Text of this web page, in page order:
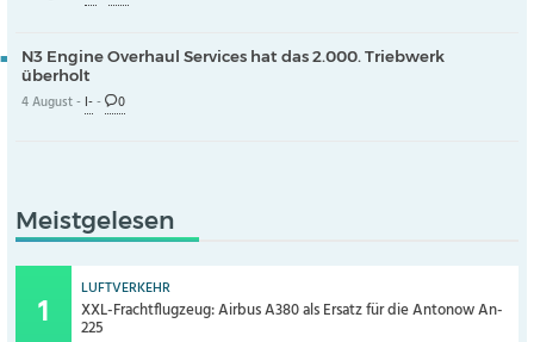
N3 Engine Overhaul Services hat das 2.000. Triebwerk
überholt
4 August - I-- 0
Meistgelesen
LUFTVERKEHR
XXL-Frachtflugzeug: Airbus A380 als Ersatz für die Antonow An-
225